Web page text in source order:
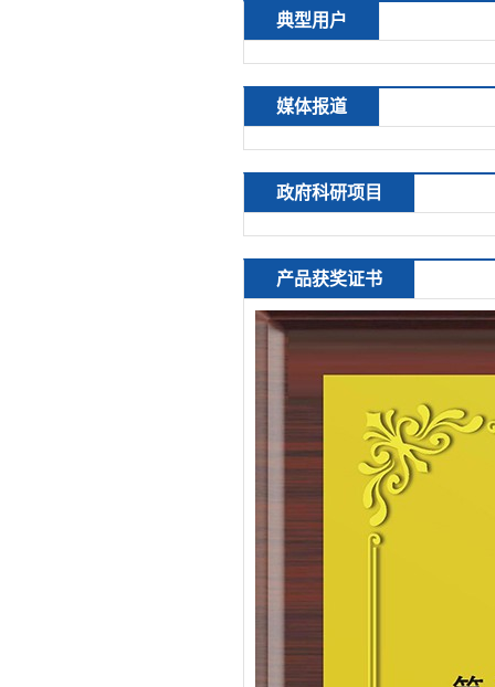
典型用户
媒体报道
政府科研项目
产品获奖证书